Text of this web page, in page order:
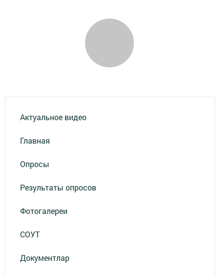
Актуальное видео
Главная
Опросы
Результаты опросов
Фотогалереи
СОУТ
Документлар